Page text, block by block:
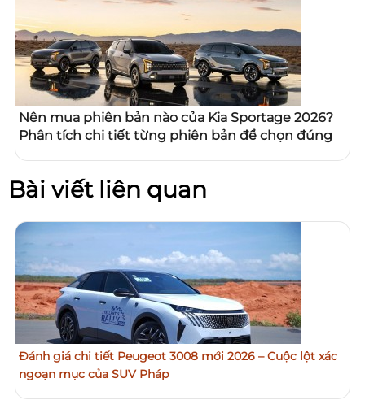
Nên mua phiên bản nào của Kia Sportage 2026?
Phân tích chi tiết từng phiên bản để chọn đúng
Bài viết liên quan
Đánh giá chi tiết Peugeot 3008 mới 2026 – Cuộc lột xác
ngoạn mục của SUV Pháp